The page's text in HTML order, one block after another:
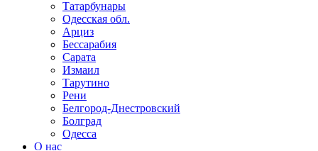
Татарбунары
Одесская обл.
Арциз
Бессарабия
Сарата
Измаил
Тарутино
Рени
Белгород-Днестровский
Болград
Одесса
О нас